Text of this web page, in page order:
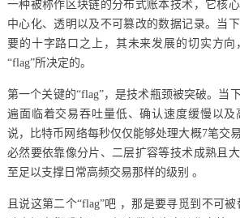
一种被称作区块链的分布式账本技术，它核
中心化、透明以及不可篡改的数据记录。当
要的十字路口之上，其未来发展的切实方向
“flag”所决定的。
第一个关键的“flag”，是技术瓶颈被突破。当
遍面临着交易吞吐量低、确认速度缓慢以
说，比特币网络每秒仅仅能够处理大概7笔交
必然要依靠像分片、二层扩容等技术成熟且
至足以支撑日常高频交易那样的级别 。
且说这第二个“flag”吧 ，那是要寻觅到不可被